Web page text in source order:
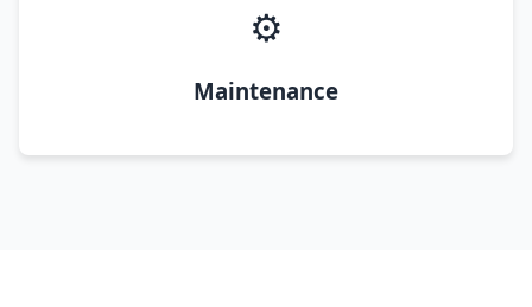
⚙️
Maintenance